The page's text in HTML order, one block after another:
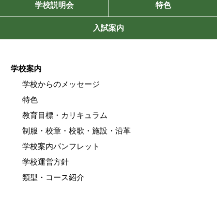
学校説明会 特色
入試案内
学校案内
学校からのメッセージ
特色
教育目標・カリキュラム
制服・校章・校歌・施設・沿革
学校案内パンフレット
学校運営方針
類型・コース紹介